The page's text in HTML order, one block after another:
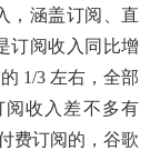
，涵盖订阅、直
订阅收入同比增
1/3 左右，全部
收入差不多有
费订阅的，谷歌